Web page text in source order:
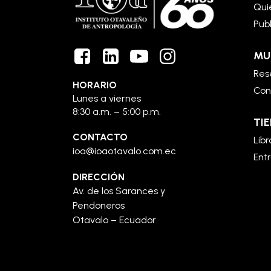
HORARIO
Lunes a viernes
8:30 a.m. – 5:00 p.m.
CONTACTO
ioa@ioaotavalo.com.ec
DIRECCIÓN
Av. de los Sarances y
Pendoneros
Otavalo – Ecuador